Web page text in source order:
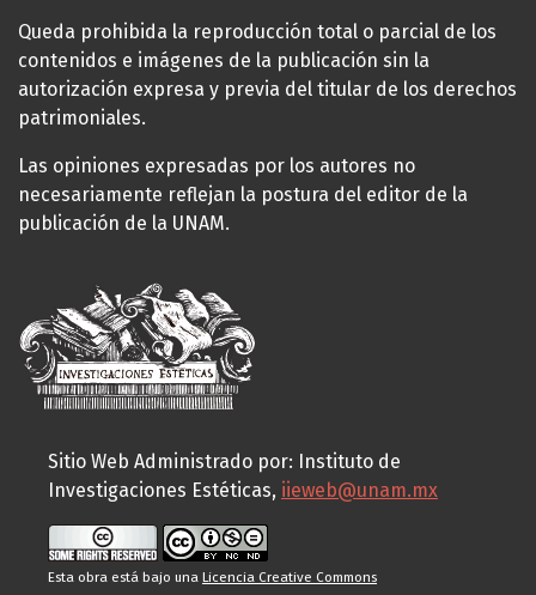
Queda prohibida la reproducción total o parcial de los
contenidos e imágenes de la publicación sin la
autorización expresa y previa del titular de los derechos
patrimoniales.
Las opiniones expresadas por los autores no
necesariamente reflejan la postura del editor de la
publicación de la UNAM.
Sitio Web Administrado por: Instituto de
Investigaciones Estéticas, iieweb@unam.mx
Esta obra está bajo una Licencia Creative Commons